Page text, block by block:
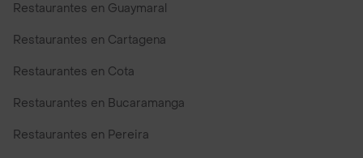
Restaurantes en Guaymaral
Restaurantes en Cartagena
Restaurantes en Cota
Restaurantes en Bucaramanga
Restaurantes en Pereira